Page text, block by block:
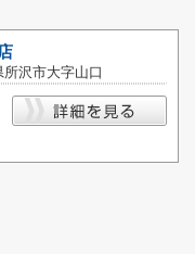
所沢市大字山口